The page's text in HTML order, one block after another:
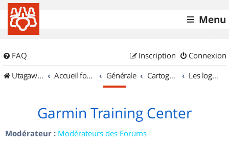
Menu
FAQ Connexion
Inscription
UtagawaVTT (Randos VTT et VTTAE avec traces GPS)
Accueil forum Générale Cartographie et GPS Les logiciels
Garmin Training Center
Modérateur : Modérateurs des Forums